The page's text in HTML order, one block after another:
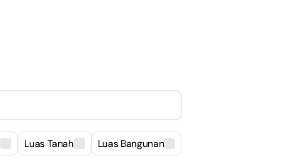
Luas Tanah Luas Bangunan